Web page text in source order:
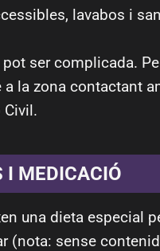
lavabos i
ser complicada.
la zona contactant
I MEDICACIÓ
una dieta especial
(nota: sense